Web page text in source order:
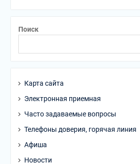
Поиск
Карта сайта
Электронная приемная
Часто задаваемые вопросы
Телефоны доверия, горячая линия
Афиша
Новости